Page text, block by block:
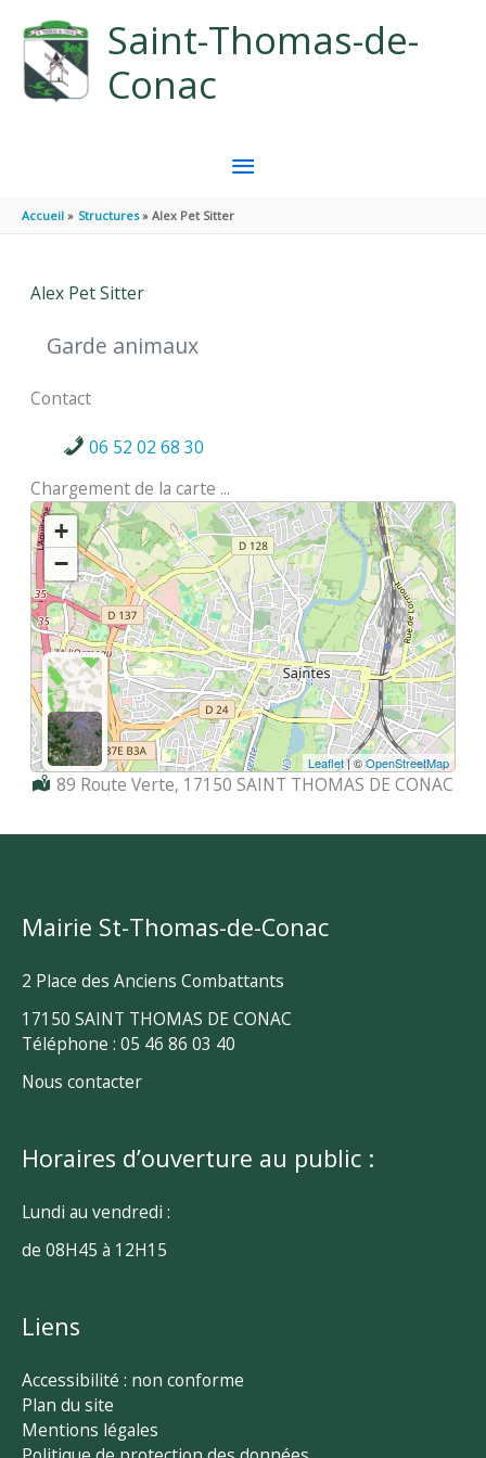
Saint-Thomas-de-
Conac
MENU
PRINCIPAL
Accueil Structures Alex Pet Sitter
Alex Pet Sitter
Garde animaux
Contact
06 52 02 68 30
Chargement de la carte ...
+
−
Leaflet| ©OpenStreetMap
Localisation :
89 Route Verte, 17150 SAINT THOMAS DE CONAC
Mairie St-Thomas-de-Conac
2 Place des Anciens Combattants
17150 SAINT THOMAS DE CONAC
Téléphone : 05 46 86 03 40
Nous contacter
Horaires d’ouverture au public :
Lundi au vendredi :
de 08H45 à 12H15
Liens
Accessibilité : non conforme
Plan du site
Mentions légales